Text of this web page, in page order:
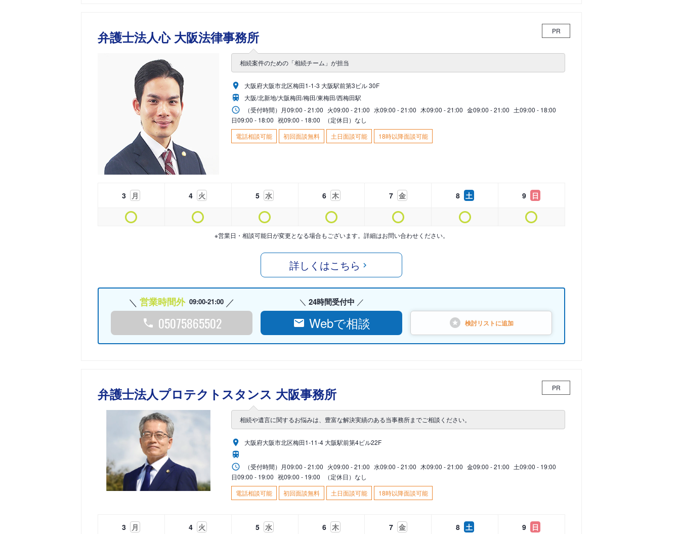
弁護士法人心 大阪法律事務所 PR
相続案件のための「相続チーム」が担当
大阪府大阪市北区梅田1-1-3 大阪駅前第3ビル 30F
大阪/北新地/大阪梅田/梅田/東梅田/西梅田駅
（受付時間） 月09:00 - 21:00 火09:00 - 21:00 水09:00 - 21:00 木09:00 - 21:00 金09:00 - 21:00 土09:00 - 18:00
日09:00 - 18:00 祝09:00 - 18:00
（定休日）なし
電話相談可能
初回面談無料 土日面談可能 18時以降面談可能
3 月 4 火 5 水 6 木 7 金 8 土 9 日
※営業日・相談可能日が変更となる場合もございます。詳細はお問い合わせください。
詳しくはこちら
営業時間外 09:00-21:00
05075865502
24時間受付中
Webで相談 検討リストに追加
弁護士法人プロテクトスタンス 大阪事務所 PR
相続や遺言に関するお悩みは、豊富な解決実績のある当事務所までご相談ください。
大阪府大阪市北区梅田1-11-4 大阪駅前第4ビル22F
（受付時間） 月09:00 - 21:00 火09:00 - 21:00 水09:00 - 21:00 木09:00 - 21:00 金09:00 - 21:00 土09:00 - 19:00
日09:00 - 19:00 祝09:00 - 19:00
（定休日）なし
電話相談可能
初回面談無料 土日面談可能 18時以降面談可能
3 月 4 火 5 水 6 木 7 金 8 土 9 日